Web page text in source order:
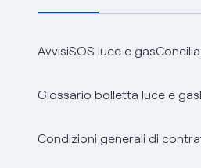
AvvisiSOS luce e gas
Glossario bolletta luce e gas
Condizioni generali di